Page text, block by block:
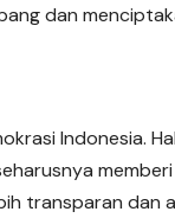
dan
Indonesia.
transparan dan